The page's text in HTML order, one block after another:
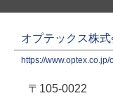
オプテックス株式
https://
〒105-0022